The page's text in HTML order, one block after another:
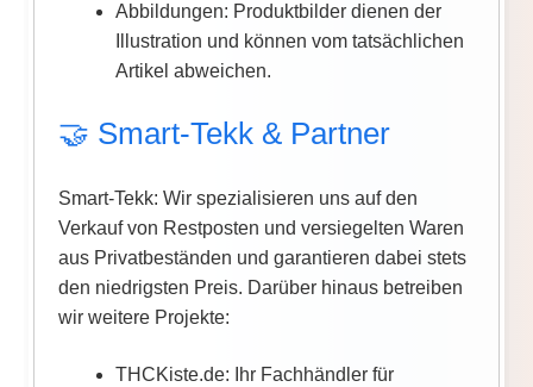
Abbildungen: Produktbilder dienen der
Illustration und können vom tatsächlichen
Artikel abweichen.
🤝 Smart-Tekk & Partner
Smart-Tekk: Wir spezialisieren uns auf den
Verkauf von Restposten und versiegelten Waren
aus Privatbeständen und garantieren dabei stets
den niedrigsten Preis. Darüber hinaus betreiben
wir weitere Projekte:
THCKiste.de: Ihr Fachhändler für